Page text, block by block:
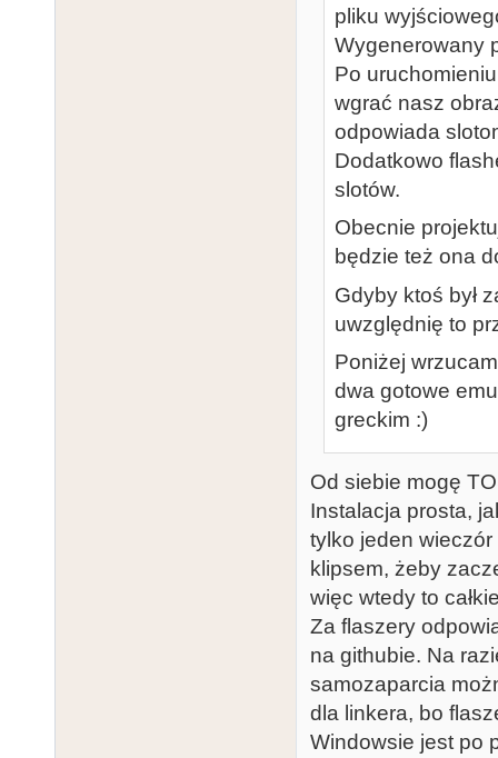
pliku
Wygenerowany
Po
wgrać nasz
odpowiada
Dodatkowo
slotów.
Obecnie
będzie też ona
Gdyby ktoś był
uwzględnię to
Poniżej
dwa gotowe
greckim :)
Od siebie mogę
Instalacja prosta,
tylko jeden wieczór
klipsem, żeby
więc wtedy to
Za flaszery
na githubie. Na
samozaparcia
dla linkera, bo
Windowsie jest po